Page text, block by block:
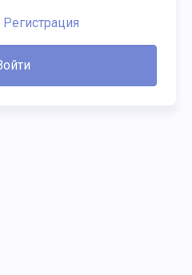
Регистрация